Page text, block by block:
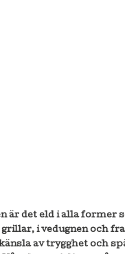
är det eld i alla former
grillar, i vedugnen och
av trygghet och